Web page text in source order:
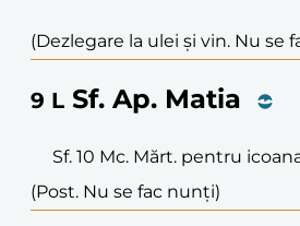
(Dezlegare la ulei și vin. Nu se
9 L Sf. Ap. Matia
Sf. 10 Mc. Mărt. pentru
(Post. Nu se fac nunți)